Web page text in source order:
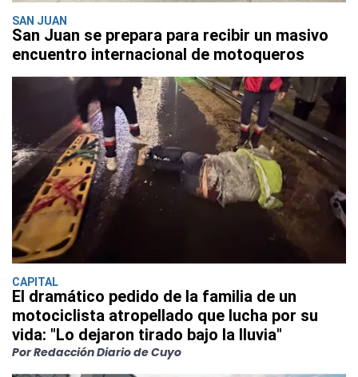
SAN JUAN
San Juan se prepara para recibir un masivo
encuentro internacional de motoqueros
CAPITAL
El dramático pedido de la familia de un
motociclista atropellado que lucha por su
vida: "Lo dejaron tirado bajo la lluvia"
Por Redacción Diario de Cuyo